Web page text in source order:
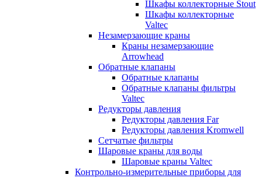
Шкафы коллекторные Stout
Шкафы коллекторные
Valtec
Незамерзающие краны
Краны незамерзающие
Arrowhead
Обратные клапаны
Обратные клапаны
Обратные клапаны фильтры
Valtec
Редукторы давления
Редукторы давления Far
Редукторы давления Kromwell
Сетчатые фильтры
Шаровые краны для воды
Шаровые краны Valtec
Контрольно-измерительные приборы для